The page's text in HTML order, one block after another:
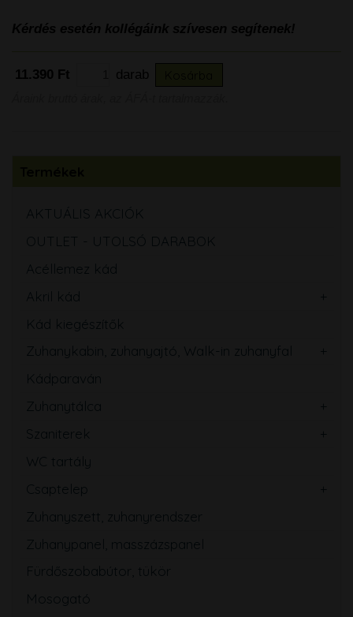
Kérdés esetén kollégáink szívesen segítenek!
11.390 Ft darab
AKTUÁLIS AKCIÓK
OUTLET - UTOLSÓ DARABOK
Acéllemez kád
Akril kád
Kád kiegészítők
Zuhanykabin, zuhanyajtó, Walk-in zuhanyfal
Kádparaván
Zuhanytálca
Szaniterek
WC tartály
Csaptelep
Zuhanyszett, zuhanyrendszer
Zuhanypanel, masszázspanel
Fürdőszobabútor, tükör
Mosogató